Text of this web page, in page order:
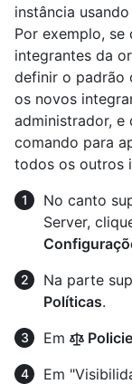
instância
Por exemplo,
integrantes da
definir o padrão
os novos
administrador, e
comando para
todos os outros
No canto
Server,
Na parte
Políticas.
Em
Em